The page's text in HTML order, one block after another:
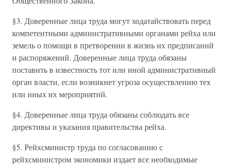
§3. Доверенные лица труда могут ходатайствовать перед
компетентными административными органами рейха или
земель о помощи в претворении в жизнь их предписаний
и распоряжений. Доверенные лица труда обязаны
поставить в известность тот или иной административный
орган власти, если возникнет угроза осуществлению тех
или иных их мероприятий.
§4. Доверенные лица труда обязаны соблюдать все
директивы и указания правительства рейха.
§5. Рейхсминистр труда по согласованию с
рейхсминистром экономики издает все необходимые